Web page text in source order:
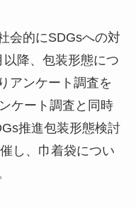
会的にSDGsへの対
降、包装形態につ
アンケート調査を
ケート調査と同時
推進包装形態検討
し、巾着袋につい